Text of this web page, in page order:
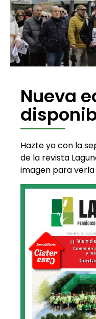
Nueva
Hazte ya con la
de la revista
imagen para verla